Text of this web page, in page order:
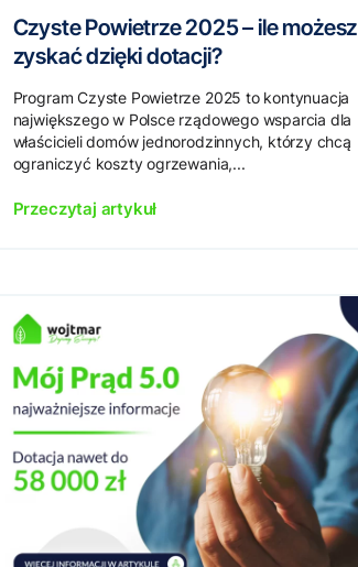
Czyste Powietrze 2025 – ile możesz
zyskać dzięki dotacji?
Program Czyste Powietrze 2025 to kontynuacja
największego w Polsce rządowego wsparcia dla
właścicieli domów jednorodzinnych, którzy chcą
ograniczyć koszty ogrzewania,...
Przeczytaj artykuł